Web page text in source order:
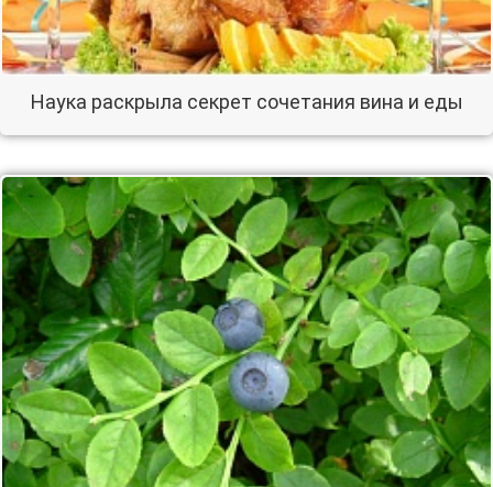
Наука раскрыла секрет сочетания вина и еды